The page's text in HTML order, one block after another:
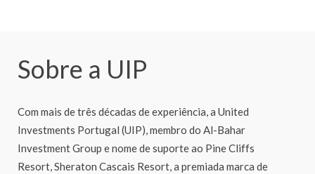
Sobre a UIP
Com mais de três décadas de experiência, a United
Investments Portugal (UIP), membro do Al-Bahar
Investment Group e nome de suporte ao Pine Cliffs
Resort, Sheraton Cascais Resort, a premiada marca de